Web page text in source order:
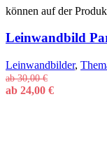
können auf der
Leinwandbild
Leinwandbilder,
ab30,00€
ab 24,00 €